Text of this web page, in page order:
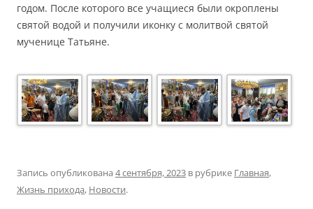
годом. После которого все учащиеся были окроплены
святой водой и получили иконку с молитвой святой
мученице Татьяне.
Запись опубликована 4 сентября, 2023 в рубрике Главная,
Жизнь прихода, Новости.